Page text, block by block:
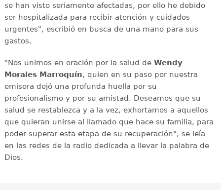
se han visto seriamente afectadas, por ello he debido
ser hospitalizada para recibir atención y cuidados
urgentes", escribió en busca de una mano para sus
gastos.
"Nos unimos en oración por la salud de Wendy
Morales Marroquín, quien en su paso por nuestra
emisora dejó una profunda huella por su
profesionalismo y por su amistad. Deseamos que su
salud se restablezca y a la vez, exhortamos a aquellos
que quieran unirse al llamado que hace su familia, para
poder superar esta etapa de su recuperación", se leía
en las redes de la radio dedicada a llevar la palabra de
Dios.